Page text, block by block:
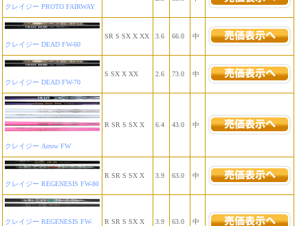
クレイジー PROTO FAIRWAY
クレイジー DEAD FW-60
SR S SX X XX 3.6 66.0 中
クレイジー DEAD FW-70
S SX X XX 2.6 73.0 中
クレイジー Arrow FW
R SR S SX X 6.4 43.0 中
クレイジー REGENESIS FW-80
R SR S SX X 3.9 63.0 中
クレイジー REGENESIS FW- R SR S SX X 3.9 63.0 中